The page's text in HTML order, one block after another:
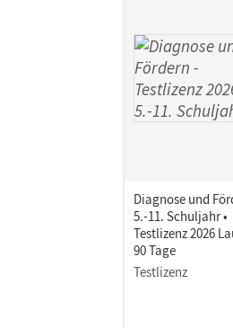
Diagnose und
5.-11. Schuljahr •
Testlizenz 2026
90 Tage
Testlizenz